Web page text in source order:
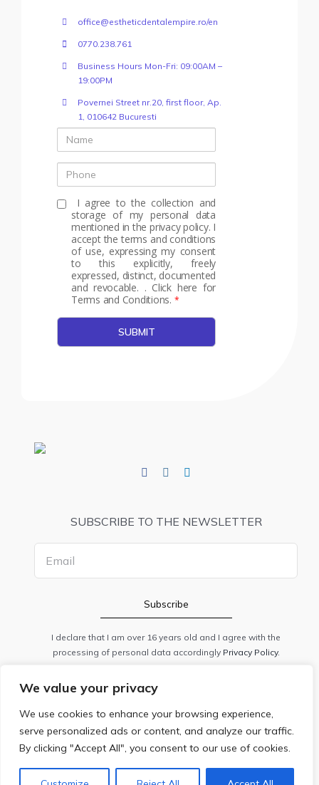
We value your privacy
We use cookies to enhance your browsing experience,
serve personalized ads or content, and analyze our traffic.
By clicking "Accept All", you consent to our use of cookies.
office@estheticdentalempire.ro/en
0770.238.761
Business Hours Mon-Fri: 09:00AM –
19:00PM
Povernei Street nr.20, first floor, Ap.
1, 010642 Bucuresti
Name
Phone
I agree to the collection and
storage of my personal data
mentioned in the privacy policy. I
accept the terms and conditions
of use, expressing my consent
to this explicitly, freely
expressed, distinct, documented
and revocable. . Click here for
Terms and Conditions. *
SUBSCRIBE TO THE NEWSLETTER
I declare that I am over 16 years old and I agree with the
processing of personal data accordingly Privacy Policy.
© 2020 CSS STUDIO DENTAL SRL / 37991840 / J40/13059/2017.